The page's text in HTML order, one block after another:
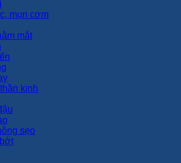
mụn cơm
mắt
kinh
sẹo